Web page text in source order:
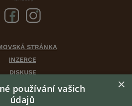
STRÁNKA
INZERCE
DISKUSE
ČLÁNKY
STANICE
×
používání vašich
údajů